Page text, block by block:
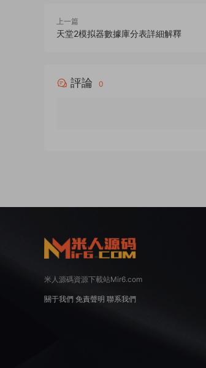
上一篇
天堂2模拟器數據庫分表詳細解釋
評論 0
米人源碼資源下載站Mir6.com
關于我們 免責聲明 聯系我們